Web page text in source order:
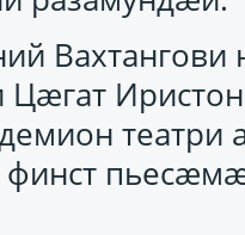
Цæгат
финст